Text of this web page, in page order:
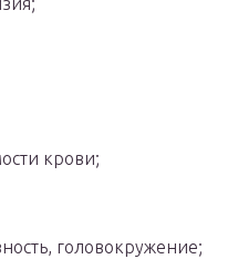
крови;
головокружение;